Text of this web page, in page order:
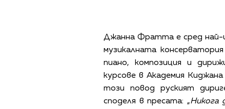
Джанна Фратта е сред най-
музикалната
пиано, композиция и
курсове в Академия
този повод руският
споделя в пресата: „Никога